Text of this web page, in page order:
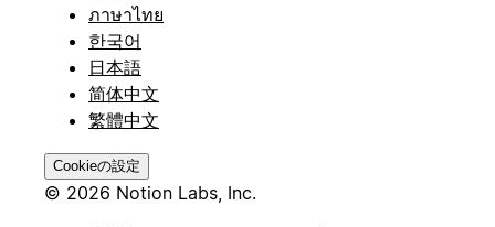
ภาษาไทย
한국어
日本語
简体中文
繁體中文
Cookieの設定
© 2026 Notion Labs, Inc.